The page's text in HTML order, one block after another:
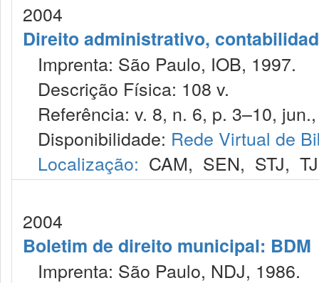
2004
Direito administrativo,
Imprenta: São Paulo, IOB, 1997.
Descrição Física: 108 v.
Referência: v. 8, n. 6, p. 3–10,
Disponibilidade: Rede Virtual de
Localização: CAM, SEN, STJ,
2004
Boletim de direito municipal: BDM
Imprenta: São Paulo, NDJ, 1986.